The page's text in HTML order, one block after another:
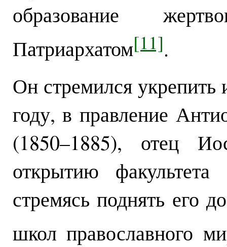
образование
Патриархатом[11].
Он стремился
году, в правление
(1850–1885), отец
открытию факультета
стремясь поднять его
школ православного